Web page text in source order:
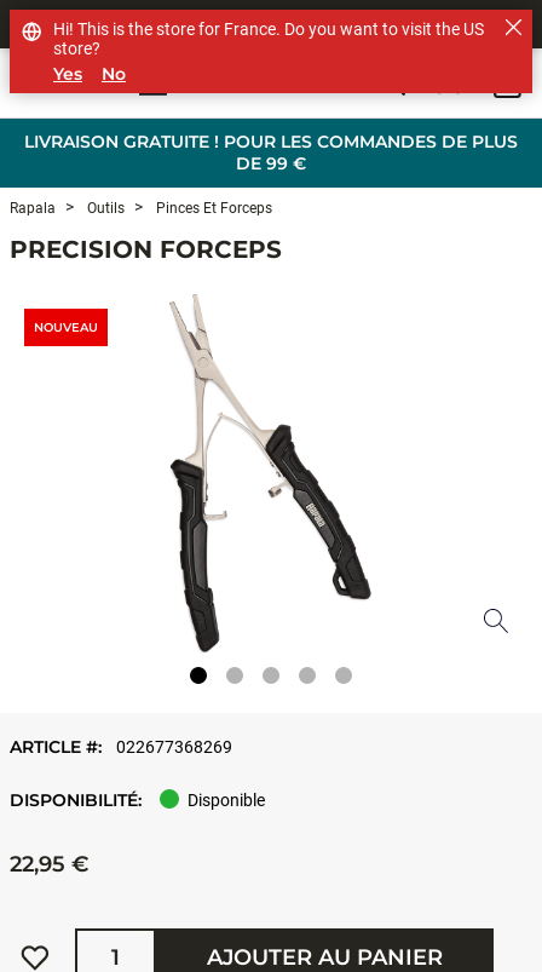
LIVRAISON GRATUITE ! POUR LES COMMANDES DE PLUS
DE 99 €
SHOP OTHER BRANDS
Rapala Outils Pinces Et Forceps
PRECISION FORCEPS
NOUVEAU
ARTICLE #: 022677368269
DISPONIBILITÉ: Disponible
22,95 €
Quantité
AJOUTER AU PANIER
Hi! This is the store for France. Do you want to visit the US
store?
Yes No